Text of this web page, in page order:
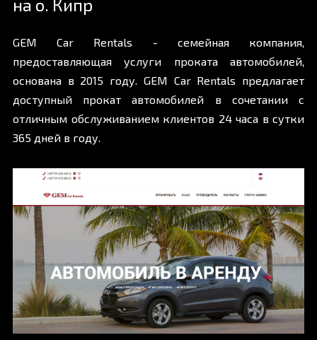
на о. Кипр
GEM Car Rentals - семейная компания,
предоставляющая услуги проката автомобилей,
основана в 2015 году. GEM Car Rentals предлагает
доступный прокат автомобилей в сочетании с
отличным обслуживанием клиентов 24 часа в сутки
365 дней в году.